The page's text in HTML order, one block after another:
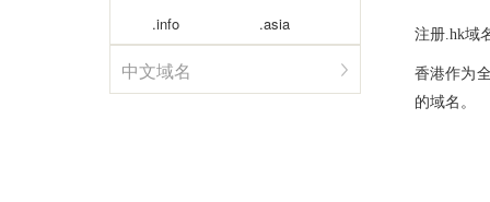
.info
.asia
中文域名
注册.hk域
香港作为
的域名。